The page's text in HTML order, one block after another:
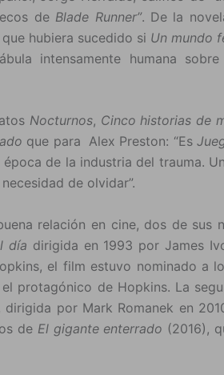
de Blade Runner”. De la
hubiera sucedido si Un mundo
intensamente humana
Nocturnos, Cinco historias de
que para Alex Preston: “Es
época de la industria del trauma.
de olvidar”.
relación en cine, dos de sus
día dirigida en 1993 por James
el film estuvo nominado a
protagónico de Hopkins. La
dirigida por Mark Romanek en
de El gigante enterrado (2016),